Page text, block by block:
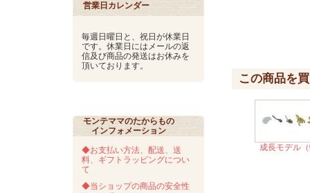
営業日カレンダー
毎週日曜日と、祝日が休業日
です。休業日にはメールの返
信及び商品の発送はお休みを
頂いております。
モンテママのたからもの
インフォメーション
◆お支払い方法、配送、送
料、ギフトラッピングについ
て
◆当ショップの商品の安全性
この商品を
成長モデル